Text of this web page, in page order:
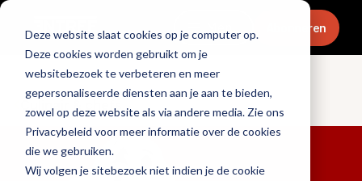
Deze website slaat cookies op je computer op.
Deze cookies worden gebruikt om je
websitebezoek te verbeteren en meer
gepersonaliseerde diensten aan je aan te bieden,
zowel op deze website als via andere media. Zie ons
Privacybeleid voor meer informatie over de cookies
die we gebruiken.
Wij volgen je sitebezoek niet indien je de cookie
Menu Abonneren
Culinair & chefs